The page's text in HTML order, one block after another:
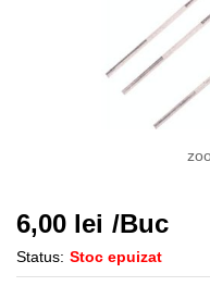
6,00 lei /Buc
Status: Stoc epuizat